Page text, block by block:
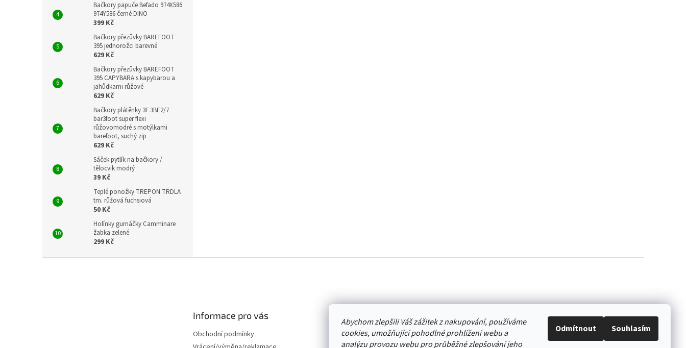
Abychom zlepšili Váš zážitek z nakupování, používáme
cookies, umožňující pohodlné prohlížení webu a
analýzu provozu webu pro průběžné zlepšování jeho
Odmítnout Souhlasím
Bačkory papuče Befado 974X586
974Y586 černé DINO
399 Kč
Bačkory přezůvky BAREFOOT
395 jednorožci barevné
629 Kč
Bačkory přezůvky BAREFOOT
395 CAPYBARA s kapybarou a
jahůdkami růžové
629 Kč
Bačkory plátěnky 3F 3BE2/7
bar3foot super flexi
růžovomodré s motýlkami
barefoot, suchý zip
629 Kč
Sáček pytlík na bačkory /
tělocvik modrý
39 Kč
Teplé ponožky TREPON TRDLA
tm. růžová fuchsiová
50 Kč
Holínky gumáčky Camminare
žabka zelené
299 Kč
Informace pro vás
Obchodní podmínky